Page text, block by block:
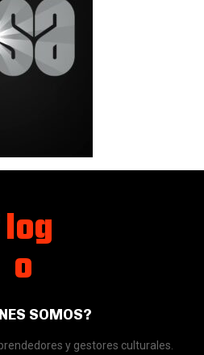
SOMOS?
y gestores culturales.